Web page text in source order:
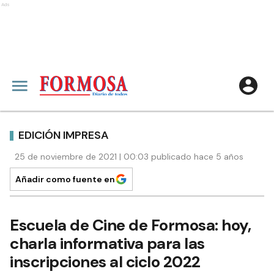
Ads
EDICIÓN IMPRESA
25 de noviembre de 2021 | 00:03 publicado hace 5 años
Añadir como fuente en
Escuela de Cine de Formosa: hoy,
charla informativa para las
inscripciones al ciclo 2022